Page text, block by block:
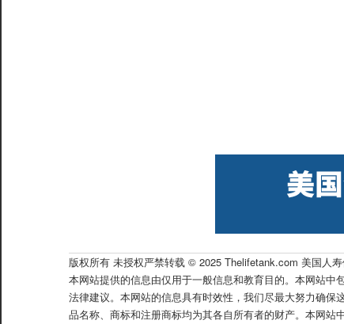
版权所有 未授权严禁转载 © 2025 Thelifetank.com 美国人
本网站提供的信息由仅用于一般信息和教育目的。本网站
法律建议。本网站的信息具有时效性，我们尽最大努力确
品名称、商标和注册商标均为其各自所有者的财产。本网